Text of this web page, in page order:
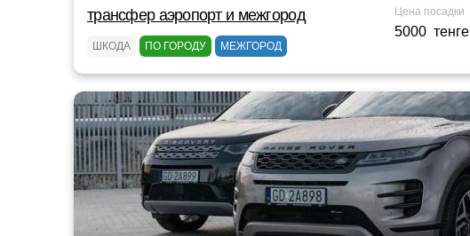
трансфер аэропорт и межгород
ШКОДА ПО ГОРОДУ МЕЖГОРОД
Цена посадки
5000 тенге